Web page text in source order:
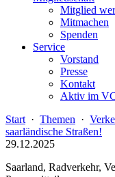
Mitglied
Mitmachen
Spenden
Service
Vorstand
Presse
Kontakt
Aktiv im
Start · Themen ·
saarländische Straßen!
29.12.2025
Saarland, Radverkehr,